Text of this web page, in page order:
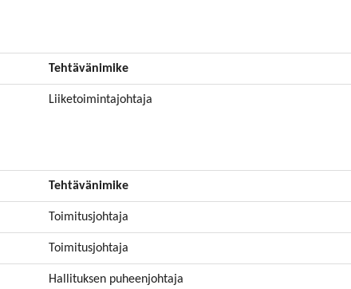
Tehtävänimike
Liiketoimintajohtaja
Tehtävänimike
Toimitusjohtaja
Toimitusjohtaja
Hallituksen puheenjohtaja